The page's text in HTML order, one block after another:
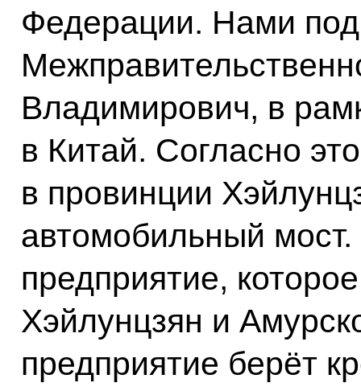
Федерации. Нами
Владимирович, в
в Китай. Согласно
в провинции
автомобильный
предприятие,
Хэйлунцзян и
предприятие берёт